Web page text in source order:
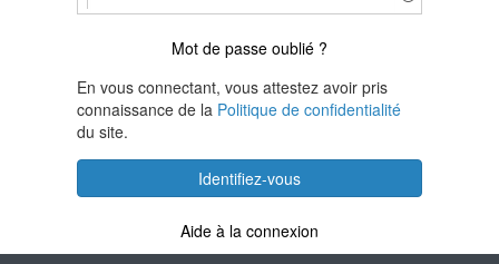
Mot de passe oublié ?
En vous connectant, vous attestez avoir pris
connaissance de la Politique de confidentialité
du site.
Identifiez-vous
Aide à la connexion